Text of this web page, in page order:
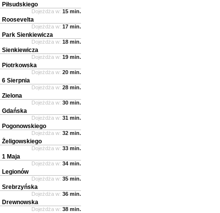
Piłsudskiego
Dojeżdża w: 15 min.
Roosevelta
Dojeżdża w: 17 min.
Park Sienkiewicza
Dojeżdża w: 18 min.
Sienkiewicza
Dojeżdża w: 19 min.
Piotrkowska
Dojeżdża w: 20 min.
6 Sierpnia
Dojeżdża w: 28 min.
Zielona
Dojeżdża w: 30 min.
Gdańska
Dojeżdża w: 31 min.
Pogonowskiego
Dojeżdża w: 32 min.
Żeligowskiego
Dojeżdża w: 33 min.
1 Maja
Dojeżdża w: 34 min.
Legionów
Dojeżdża w: 35 min.
Srebrzyńska
Dojeżdża w: 36 min.
Drewnowska
Dojeżdża w: 38 min.